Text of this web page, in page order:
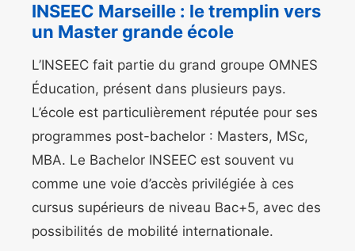
INSEEC Marseille : le tremplin vers
un Master grande école
L’INSEEC fait partie du grand groupe OMNES
Éducation, présent dans plusieurs pays.
L’école est particulièrement réputée pour ses
programmes post-bachelor : Masters, MSc,
MBA. Le Bachelor INSEEC est souvent vu
comme une voie d’accès privilégiée à ces
cursus supérieurs de niveau Bac+5, avec des
possibilités de mobilité internationale.